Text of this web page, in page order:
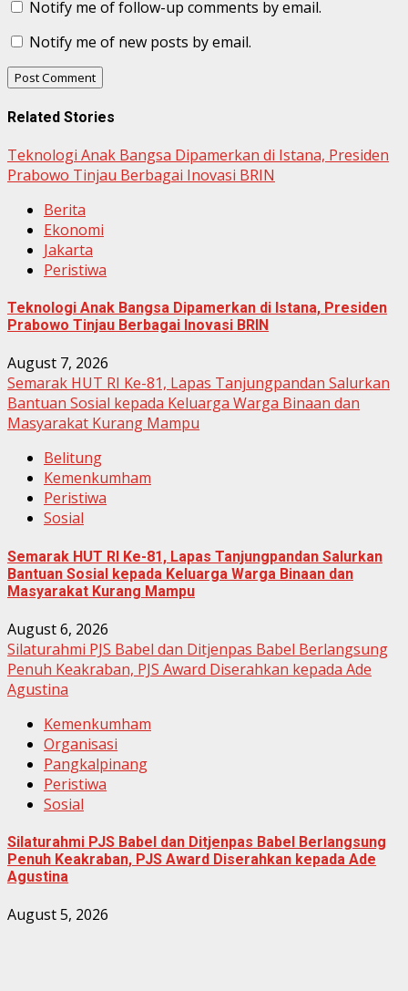
Notify me of follow-up comments by email.
Notify me of new posts by email.
Related Stories
Teknologi Anak Bangsa Dipamerkan di Istana, Presiden
Prabowo Tinjau Berbagai Inovasi BRIN
Berita
Ekonomi
Jakarta
Peristiwa
Teknologi Anak Bangsa Dipamerkan di Istana, Presiden
Prabowo Tinjau Berbagai Inovasi BRIN
August 7, 2026
Semarak HUT RI Ke-81, Lapas Tanjungpandan Salurkan
Bantuan Sosial kepada Keluarga Warga Binaan dan
Masyarakat Kurang Mampu
Belitung
Kemenkumham
Peristiwa
Sosial
Semarak HUT RI Ke-81, Lapas Tanjungpandan Salurkan
Bantuan Sosial kepada Keluarga Warga Binaan dan
Masyarakat Kurang Mampu
August 6, 2026
Silaturahmi PJS Babel dan Ditjenpas Babel Berlangsung
Penuh Keakraban, PJS Award Diserahkan kepada Ade
Agustina
Kemenkumham
Organisasi
Pangkalpinang
Peristiwa
Sosial
Silaturahmi PJS Babel dan Ditjenpas Babel Berlangsung
Penuh Keakraban, PJS Award Diserahkan kepada Ade
Agustina
August 5, 2026